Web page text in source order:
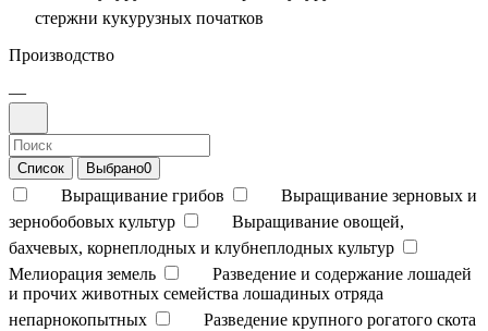
стержни кукурузных початков
Производство
—
Список Выбрано0
Выращивание грибов
Выращивание зерновых и
зернобобовых культур
Выращивание овощей,
бахчевых, корнеплодных и клубнеплодных культур
Мелиорация земель
Разведение и содержание лошадей
и прочих животных семейства лошадиных отряда
непарнокопытных
Разведение крупного рогатого скота